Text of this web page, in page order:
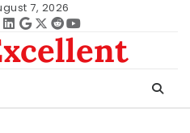
7, 2026
Linkedin
google
Twitter
redditYoutube